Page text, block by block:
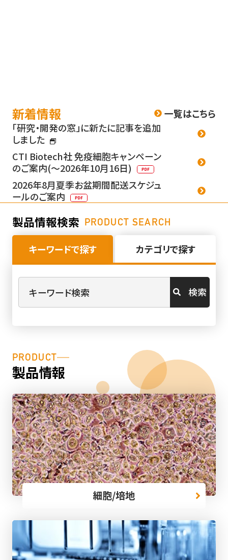
新着情報
一覧はこちら
「研究・開発の窓」に新たに記事を追加
しました
CTI Biotech社 免疫細胞キャンペーン
のご案内(～2026年10月16日)
2026年8月夏季お盆期間配送スケジュ
ールのご案内
製品情報検索 PRODUCT SEARCH
キーワードで探す カテゴリで探す
検索
PRODUCT
製品情報
細胞/培地